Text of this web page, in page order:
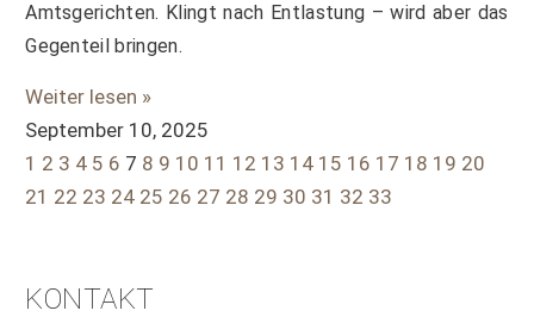
Amtsgerichten. Klingt nach Entlastung – wird aber das
Gegenteil bringen.
Weiter lesen »
September 10, 2025
1 2 3 4 5 6 7 8 9 10 11 12 13 14 15 16 17 18 19 20
21 22 23 24 25 26 27 28 29 30 31 32 33
KONTAKT